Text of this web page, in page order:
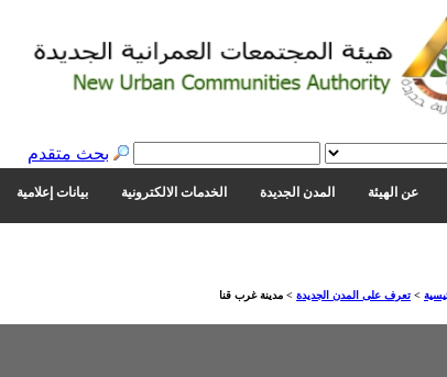
بحث متقدم
عن الهيئة المدن الجديدة الخدمات الالكترونية بيانات إعلامية
> تعرف على المدن الجديدة > مدينة غرب قنا